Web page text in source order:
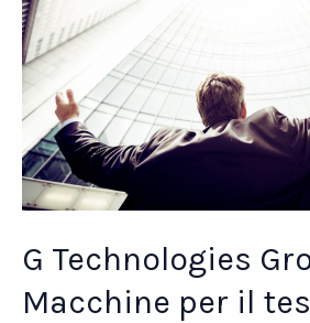
sono
più
bassi
G Technologies
Macchine per il